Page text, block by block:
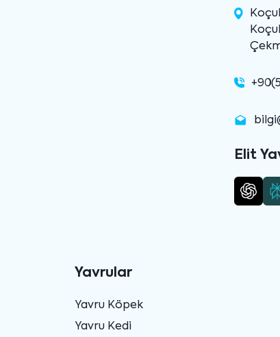
Yavrular
Yavru Köpek
Yavru Kedi
Elit